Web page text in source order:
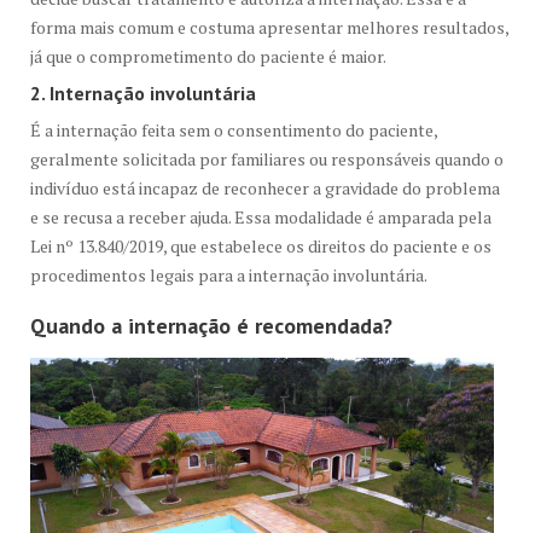
forma mais comum e costuma apresentar melhores resultados,
já que o comprometimento do paciente é maior.
2. Internação involuntária
É a internação feita sem o consentimento do paciente,
geralmente solicitada por familiares ou responsáveis quando o
indivíduo está incapaz de reconhecer a gravidade do problema
e se recusa a receber ajuda. Essa modalidade é amparada pela
Lei nº 13.840/2019, que estabelece os direitos do paciente e os
procedimentos legais para a internação involuntária.
Quando a internação é recomendada?